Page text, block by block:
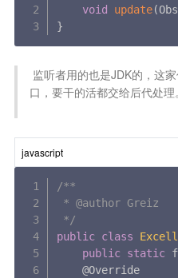
void
update(
}
口，要干的活都交给后代处理。
javascript
/**
* @author Greiz
*/
public class
public static
    @Override